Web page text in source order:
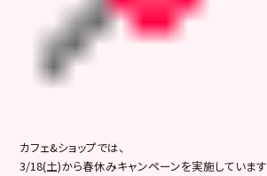
カフェ&ショップでは、
3/18(土)から春休みキャンペーンを実施しています